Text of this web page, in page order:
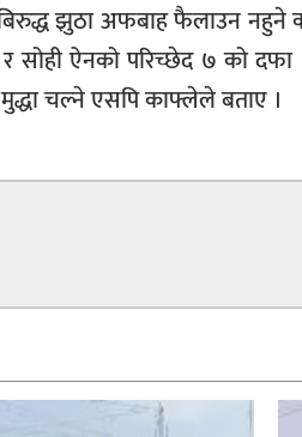
झुठा अफबाह फैलाउन
सोही ऐनको परिच्छेद ७ को दफा
चल्ने एसपि काफ्लेले बताए ।